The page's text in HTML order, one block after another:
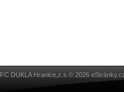
FC DUKLA Hranice,z.s.© 2026